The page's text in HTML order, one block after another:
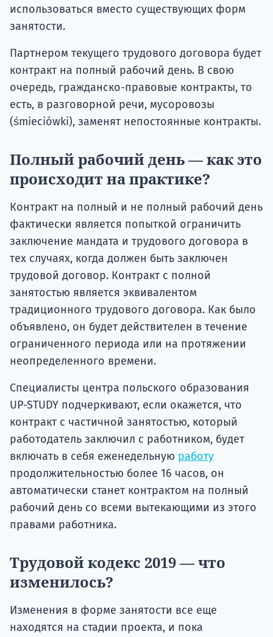
использоваться вместо существующих форм
занятости.
Партнером текущего трудового договора будет
контракт на полный рабочий день. В свою
очередь, гражданско-правовые контракты, то
есть, в разговорной речи, мусоровозы
(śmieciówki), заменят непостоянные контракты.
Полный рабочий день — как это
происходит на практике?
Контракт на полный и не полный рабочий день
фактически является попыткой ограничить
заключение мандата и трудового договора в
тех случаях, когда должен быть заключен
трудовой договор. Контракт с полной
занятостью является эквивалентом
традиционного трудового договора. Как было
объявлено, он будет действителен в течение
ограниченного периода или на протяжении
неопределенного времени.
Специалисты центра польского образования
UP-STUDY подчеркивают, если окажется, что
контракт с частичной занятостью, который
работодатель заключил с работником, будет
включать в себя еженедельную работу
продолжительностью более 16 часов, он
автоматически станет контрактом на полный
рабочий день со всеми вытекающими из этого
правами работника.
Трудовой кодекс 2019 — что
изменилось?
Изменения в форме занятости все еще
находятся на стадии проекта, и пока